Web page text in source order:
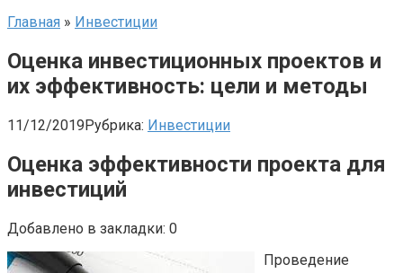
Главная » Инвестиции
Оценка инвестиционных проектов и
их эффективность: цели и методы
11/12/2019Рубрика: Инвестиции
Оценка эффективности проекта для
инвестиций
Добавлено в закладки: 0
Проведение